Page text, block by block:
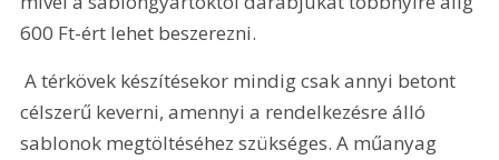
600 Ft-ért lehet beszerezni.
A térkövek készítésekor mindig csak annyi betont
célszerű keverni, amennyi a rendelkezésre álló
sablonok megtöltéséhez szükséges. A műanyag